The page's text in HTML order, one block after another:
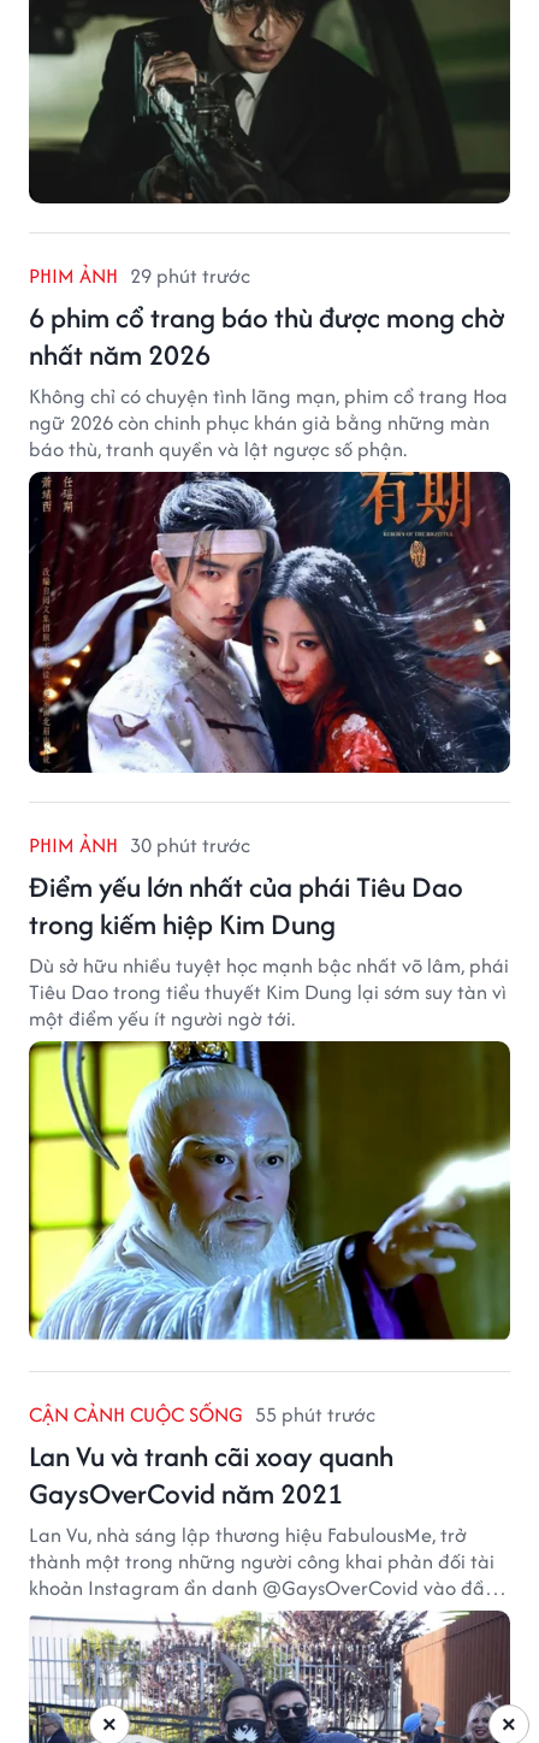
PHIM ẢNH 29 phút trước
6 phim cổ trang báo thù được mong chờ
nhất năm 2026
Không chỉ có chuyện tình lãng mạn, phim cổ trang Hoa
ngữ 2026 còn chinh phục khán giả bằng những màn
báo thù, tranh quyền và lật ngược số phận.
PHIM ẢNH 30 phút trước
Điểm yếu lớn nhất của phái Tiêu Dao
trong kiếm hiệp Kim Dung
Dù sở hữu nhiều tuyệt học mạnh bậc nhất võ lâm, phái
Tiêu Dao trong tiểu thuyết Kim Dung lại sớm suy tàn vì
một điểm yếu ít người ngờ tới.
CẬN CẢNH CUỘC SỐNG 55 phút trước
Lan Vu và tranh cãi xoay quanh
GaysOverCovid năm 2021
Lan Vu, nhà sáng lập thương hiệu FabulousMe, trở
thành một trong những người công khai phản đối tài
khoản Instagram ẩn danh @GaysOverCovid vào đầu
năm 2021, trong bối cảnh đại dịch COVID-19 vẫn diễn
biến nghiêm trọng.
×
×